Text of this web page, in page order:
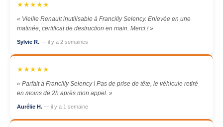
★★★★★
« Vieille Renault inutilisable à Francilly Selency. Enlevée en une
matinée, certificat de destruction en main. Merci ! »
Sylvie R. — il y a 2 semaines
★★★★★
« Parfait à Francilly Selency ! Pas de prise de tête, le véhicule retiré
en moins de 2h après mon appel. »
Aurélie H. — il y a 1 semaine